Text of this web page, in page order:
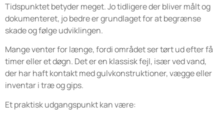
Tidspunktet betyder meget. Jo tidligere der bliver målt og
dokumenteret, jo bedre er grundlaget for at begrænse
skade og følge udviklingen.
Mange venter for længe, fordi området ser tørt ud efter få
timer eller et døgn. Det er en klassisk fejl, især ved vand,
der har haft kontakt med gulvkonstruktioner, vægge eller
inventar i træ og gips.
Et praktisk udgangspunkt kan være: